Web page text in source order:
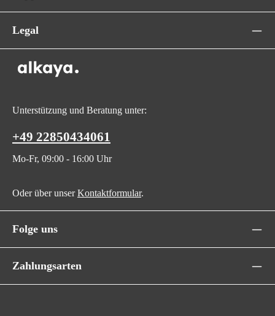
Legal
Unterstützung und Beratung unter:
+49 22850434061
Mo-Fr, 09:00 - 16:00 Uhr
Oder über unserKontaktformular.
Folge uns
Zahlungsarten